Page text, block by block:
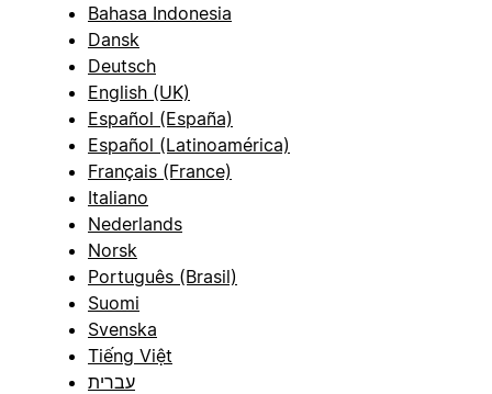
Bahasa Indonesia
Dansk
Deutsch
English (UK)
Español (España)
Español (Latinoamérica)
Français (France)
Italiano
Nederlands
Norsk
Português (Brasil)
Suomi
Svenska
Tiếng Việt
עברית